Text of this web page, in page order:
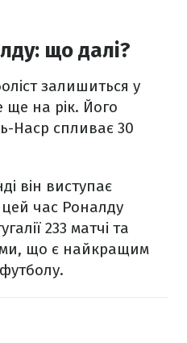
що далі?
залишиться у
на рік. Його
Наср спливає 30
він виступає
цей час Роналду
233 матчі та
що є найкращим
футболу.